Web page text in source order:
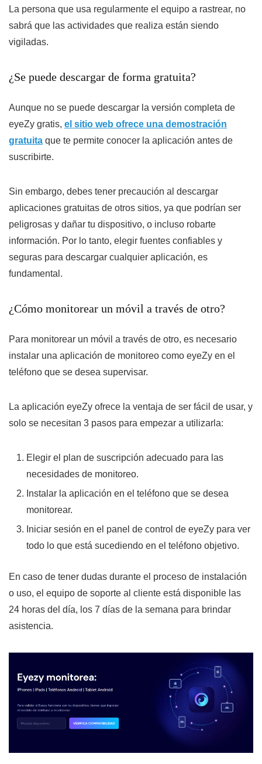
La persona que usa regularmente el equipo a rastrear, no
sabrá que las actividades que realiza están siendo
vigiladas.
¿Se puede descargar de forma gratuita?
Aunque no se puede descargar la versión completa de
eyeZy gratis, el sitio web ofrece una demostración
gratuita que te permite conocer la aplicación antes de
suscribirte.
Sin embargo, debes tener precaución al descargar
aplicaciones gratuitas de otros sitios, ya que podrían ser
peligrosas y dañar tu dispositivo, o incluso robarte
información. Por lo tanto, elegir fuentes confiables y
seguras para descargar cualquier aplicación, es
fundamental.
¿Cómo monitorear un móvil a través de otro?
Para monitorear un móvil a través de otro, es necesario
instalar una aplicación de monitoreo como eyeZy en el
teléfono que se desea supervisar.
La aplicación eyeZy ofrece la ventaja de ser fácil de usar, y
solo se necesitan 3 pasos para empezar a utilizarla:
Elegir el plan de suscripción adecuado para las
necesidades de monitoreo.
Instalar la aplicación en el teléfono que se desea
monitorear.
Iniciar sesión en el panel de control de eyeZy para ver
todo lo que está sucediendo en el teléfono objetivo.
En caso de tener dudas durante el proceso de instalación
o uso, el equipo de soporte al cliente está disponible las
24 horas del día, los 7 días de la semana para brindar
asistencia.